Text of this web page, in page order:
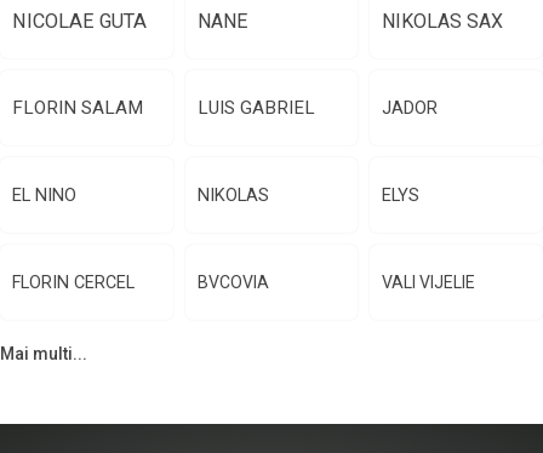
NICOLAE GUTA NANE NIKOLAS SAX
FLORIN SALAM LUIS GABRIEL JADOR
EL NINO NIKOLAS ELYS
FLORIN CERCEL BVCOVIA VALI VIJELIE
Mai multi...